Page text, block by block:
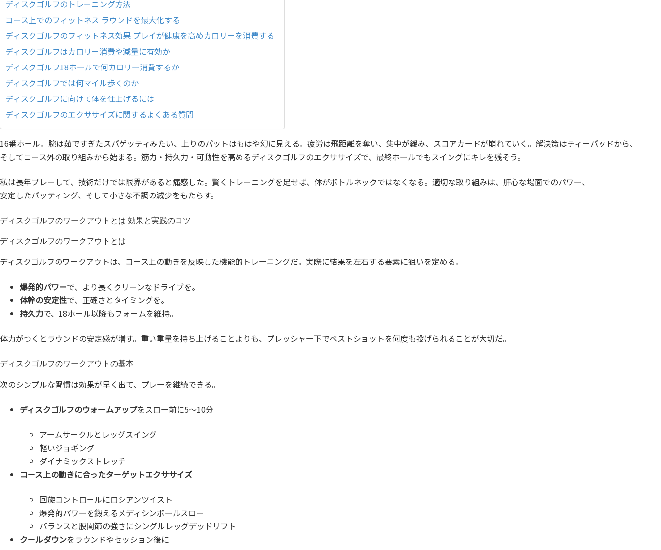
ディスクゴルフのトレーニング方法
コース上でのフィットネス ラウンドを最大化する
ディスクゴルフのフィットネス効果 プレイが健康を高めカロリーを消費する
ディスクゴルフはカロリー消費や減量に有効か
ディスクゴルフ18ホールで何カロリー消費するか
ディスクゴルフでは何マイル歩くのか
ディスクゴルフに向けて体を仕上げるには
ディスクゴルフのエクササイズに関するよくある質問
16番ホール。腕は茹ですぎたスパゲッティみたい、上りのパットはもはや幻に見える。疲労は飛距離を奪い、集中が緩み、スコアカードが崩れていく。解決策はティーパッドから、
そしてコース外の取り組みから始まる。筋力・持久力・可動性を高めるディスクゴルフのエクササイズで、最終ホールでもスイングにキレを残そう。
私は長年プレーして、技術だけでは限界があると痛感した。賢くトレーニングを足せば、体がボトルネックではなくなる。適切な取り組みは、肝心な場面でのパワー、
安定したパッティング、そして小さな不調の減少をもたらす。
ディスクゴルフのワークアウトとは 効果と実践のコツ
ディスクゴルフのワークアウトとは
ディスクゴルフのワークアウトは、コース上の動きを反映した機能的トレーニングだ。実際に結果を左右する要素に狙いを定める。
爆発的パワーで、より長くクリーンなドライブを。
体幹の安定性で、正確さとタイミングを。
持久力で、18ホール以降もフォームを維持。
体力がつくとラウンドの安定感が増す。重い重量を持ち上げることよりも、プレッシャー下でベストショットを何度も投げられることが大切だ。
ディスクゴルフのワークアウトの基本
次のシンプルな習慣は効果が早く出て、プレーを継続できる。
ディスクゴルフのウォームアップをスロー前に5〜10分
アームサークルとレッグスイング
軽いジョギング
ダイナミックストレッチ
コース上の動きに合ったターゲットエクササイズ
回旋コントロールにロシアンツイスト
爆発的パワーを鍛えるメディシンボールスロー
バランスと股関節の強さにシングルレッグデッドリフト
クールダウンをラウンドやセッション後に